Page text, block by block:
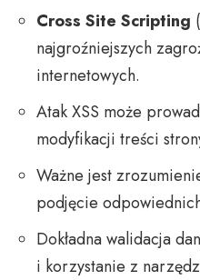
Cross Site Scripting
najgroźniejszych
internetowych.
Atak XSS może
modyfikacji treści
Ważne jest
podjęcie
Dokładna walidacja
i korzystanie z